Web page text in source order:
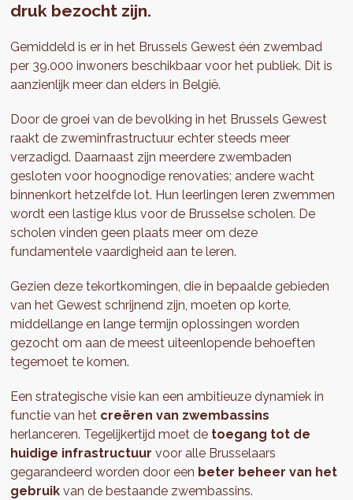
druk bezocht zijn.
Gemiddeld is er in het Brussels Gewest één zwembad
per 39.000 inwoners beschikbaar voor het publiek. Dit is
aanzienlijk meer dan elders in België.
Door de groei van de bevolking in het Brussels Gewest
raakt de zweminfrastructuur echter steeds meer
verzadigd. Daarnaast zijn meerdere zwembaden
gesloten voor hoognodige renovaties; andere wacht
binnenkort hetzelfde lot. Hun leerlingen leren zwemmen
wordt een lastige klus voor de Brusselse scholen. De
scholen vinden geen plaats meer om deze
fundamentele vaardigheid aan te leren.
Gezien deze tekortkomingen, die in bepaalde gebieden
van het Gewest schrijnend zijn, moeten op korte,
middellange en lange termijn oplossingen worden
gezocht om aan de meest uiteenlopende behoeften
tegemoet te komen.
Een strategische visie kan een ambitieuze dynamiek in
functie van het creëren van zwembassins
herlanceren. Tegelijkertijd moet de toegang tot de
huidige infrastructuur voor alle Brusselaars
gegarandeerd worden door een beter beheer van het
gebruikvan de bestaande zwembassins.